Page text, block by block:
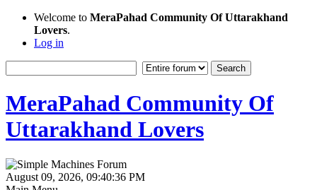
Welcome to MeraPahad Community Of Uttarakhand
Lovers.
Log in
MeraPahad Community Of
Uttarakhand Lovers
August 09, 2026, 09:40:36 PM